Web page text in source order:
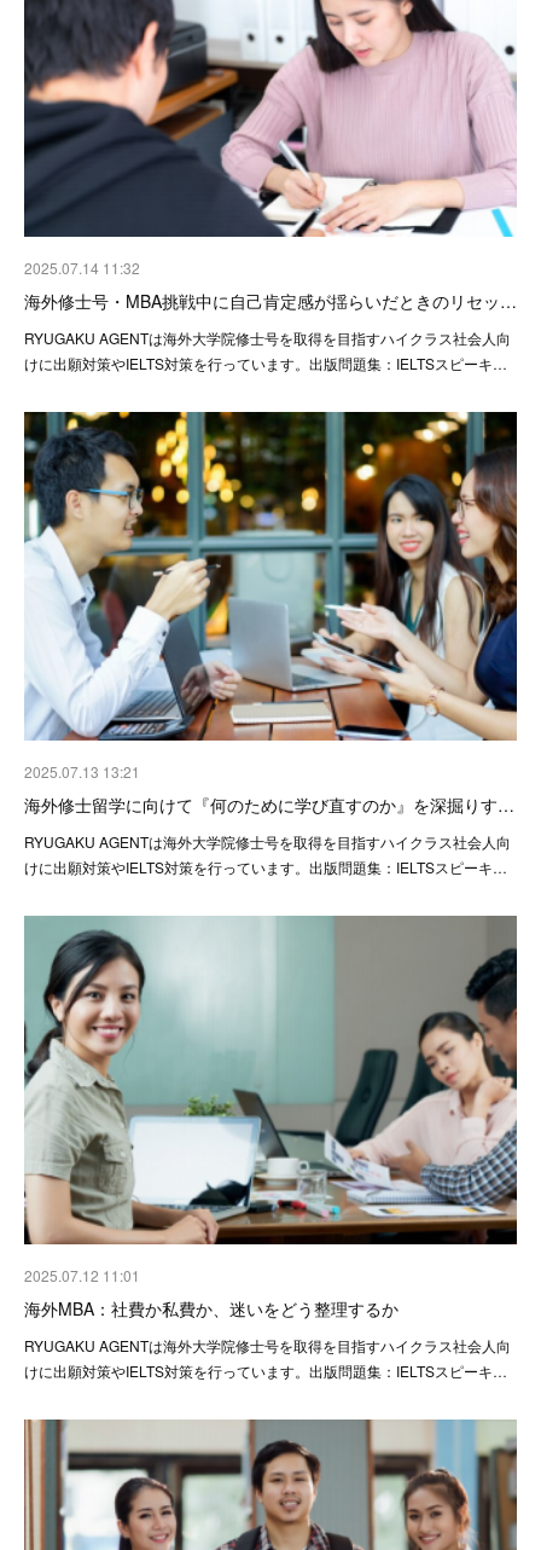
2025.07.14 11:32
海外修士号・MBA挑戦中に自己肯定感が揺らいだときのリセッ…
RYUGAKU AGENTは海外大学院修士号を取得を目指すハイクラス社会人向
けに出願対策やIELTS対策を行っています。出版問題集：IELTSスピーキ…
2025.07.13 13:21
海外修士留学に向けて『何のために学び直すのか』を深掘りす…
RYUGAKU AGENTは海外大学院修士号を取得を目指すハイクラス社会人向
けに出願対策やIELTS対策を行っています。出版問題集：IELTSスピーキ…
2025.07.12 11:01
海外MBA：社費か私費か、迷いをどう整理するか
RYUGAKU AGENTは海外大学院修士号を取得を目指すハイクラス社会人向
けに出願対策やIELTS対策を行っています。出版問題集：IELTSスピーキ…